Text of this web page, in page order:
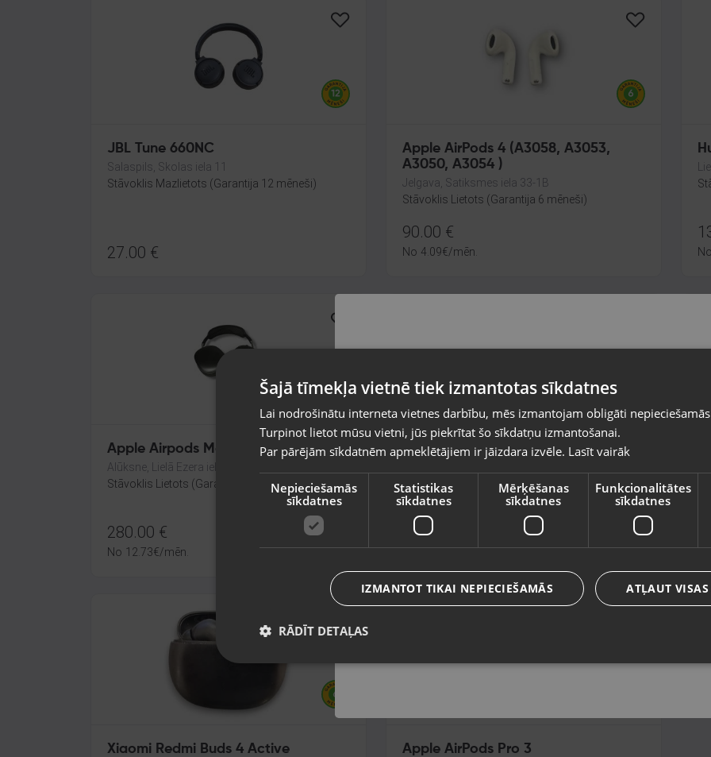
JBL Tune 660NC
Salaspils, Skolas iela 11
Stāvoklis Mazlietots (Garantija 12 mēneši)
27.00 €
Apple AirPods 4 (A3058, A3053,
A3050, A3054 )
Jelgava, Satiksmes iela 33-1B
Stāvoklis Lietots (Garantija 6 mēneši)
90.00 €
No 4.09€/mēn. No
Apple Airpods Max A2096 (Light)
Alūksne, Lielā Ezera iela 5
Stāvoklis Lietots (Garantija 6 mēneši)
280.00 €
No 12.73€/mēn.
SteelSeries Arctis Pro
Stāvoklis Mazlietots (Garantija 12 mēneši)
140.00
No 6.36€/mēn.
Xiaomi Redmi Buds 4 Active
Apple AirPods Pro 3
valsti
Vietnes saturs būs attēlots izvēlētajā valodā
Valsts
Valoda
Latviešu / Latvian
Šajā tīmekļa vietnē tiek izmantotas sīkdatnes
Lai nodrošinātu interneta vietnes darbību, mēs izmantojam obligāti
Turpinot lietot mūsu vietni, jūs piekrītat šo sīkdatņu izmantošanai.
Par pārējām sīkdatnēm apmeklētājiem ir jāizdara izvēle. Lasīt vairāk
Nepieciešamās
sīkdatnes
Statistikas
sīkdatnes
Mērķēšanas
sīkdatnes
Funkcionalitātes
sīkdatnes
ATĻAUT
IZMANTOT TIKAI NEPIECIEŠAMĀS
RĀDĪT DETAĻAS